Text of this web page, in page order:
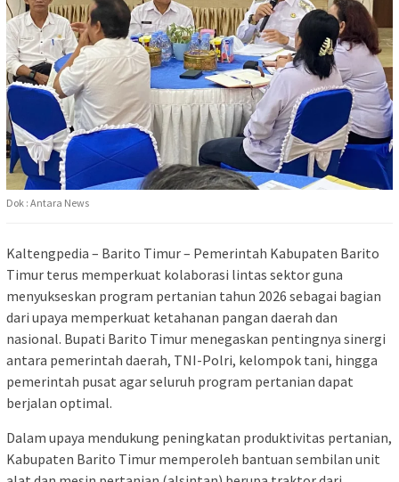
Dok : Antara News
Kaltengpedia – Barito Timur – Pemerintah Kabupaten Barito
Timur terus memperkuat kolaborasi lintas sektor guna
menyukseskan program pertanian tahun 2026 sebagai bagian
dari upaya memperkuat ketahanan pangan daerah dan
nasional. Bupati Barito Timur menegaskan pentingnya sinergi
antara pemerintah daerah, TNI-Polri, kelompok tani, hingga
pemerintah pusat agar seluruh program pertanian dapat
berjalan optimal.
Dalam upaya mendukung peningkatan produktivitas pertanian,
Kabupaten Barito Timur memperoleh bantuan sembilan unit